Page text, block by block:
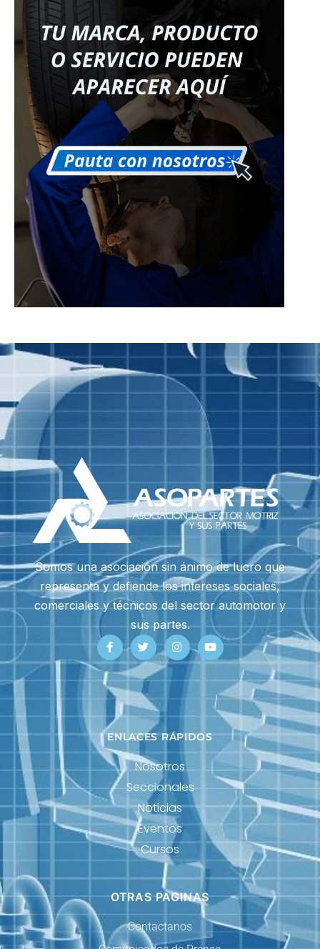
Somos una asociación sin ánimo de lucro que
representa y defiende los intereses sociales,
comerciales y técnicos del sector automotor y
sus partes.
ENLACES RÁPIDOS
Nosotros
Seccionales
Noticias
Eventos
Cursos
OTRAS PAGINAS
Contactanos